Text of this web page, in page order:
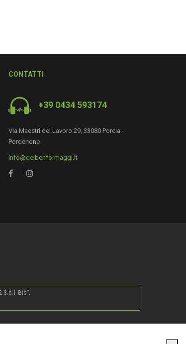
CONTATTI
+39 0434 593174
Via Maestri del Lavoro 29, 33080 Porcia -
Pordenone
info@delbenformaggi.it
Bis”.